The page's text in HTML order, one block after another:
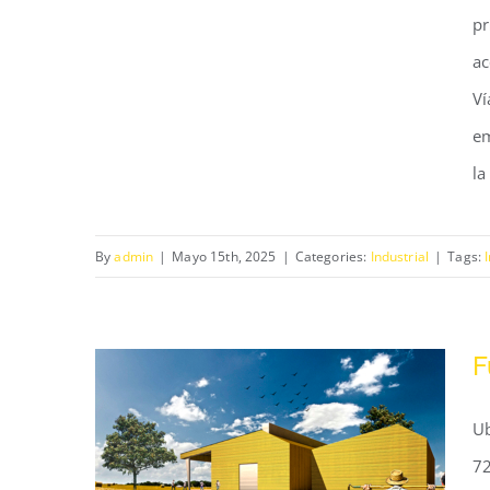
Byadmin | Mayo 15th, 2025 | Categories: Industrial | Tags: